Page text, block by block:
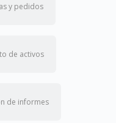
y pedidos
de activos
de informes